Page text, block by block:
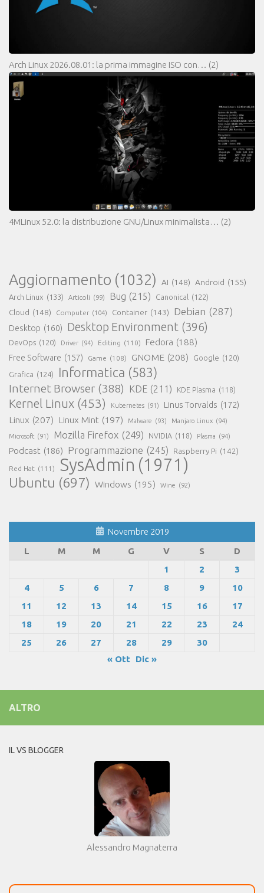
Arch Linux 2026.08.01: la prima immagine ISO con… (2)
4MLinux 52.0: la distribuzione GNU/Linux minimalista… (2)
Aggiornamento (1032) AI (148) Android (155)
Arch Linux (133) Articoli (99) Bug (215) Canonical (122)
Cloud (148) Computer (104) Container (143) Debian (287)
Desktop (160) Desktop Environment (396)
DevOps (120) Driver (94) Editing (110) Fedora (188)
Free Software (157) Game (108) GNOME (208) Google (120)
Grafica (124) Informatica (583)
Internet Browser (388) KDE (211) KDE Plasma (118)
Kernel Linux (453) Kubernetes (91) Linus Torvalds (172)
Linux (207) Linux Mint (197) Malware (93) Manjaro Linux (94)
Microsoft (91) Mozilla Firefox (249) NVIDIA (118) Plasma (94)
Podcast (186) Programmazione (245) Raspberry Pi (142)
Red Hat (111) SysAdmin (1971)
Ubuntu (697) Windows (195) Wine (92)
Novembre 2019
L
M M G V S
D
1
2
3
4
5 6 7 8 9
10
11
12 13 14 15 16
17
18
19 20 21 22 23
24
25
26 27 28 29
30
« Ott
Dic »
ALTRO
IL VS BLOGGER
Alessandro Magnaterra